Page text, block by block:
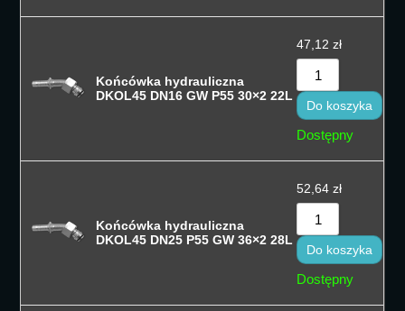
Końcówka hydrauliczna
DKOL45 DN16 GW P55 30×2 22L
47,12 zł
Do koszyka
Dostępny
Końcówka hydrauliczna
DKOL45 DN25 P55 GW 36×2 28L
52,64 zł
Do koszyka
Dostępny